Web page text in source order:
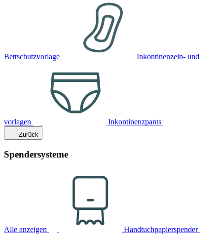
Bettschutzvorlage Inkontinenzein- und
vorlagen Inkontinenzpants
Zurück
Spendersysteme
Alle anzeigen Handtuchpapierspender